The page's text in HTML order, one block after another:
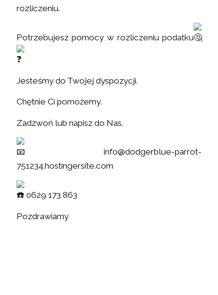
rozliczeniu.
Potrzebujesz pomocy w rozliczeniu podatku
Jesteśmy do Twojej dyspozycji.
Chętnie Ci pomożemy.
Zadzwoń lub napisz do Nas.
info@dodgerblue-parrot-
751234.hostingersite.com
0629 173 863
Pozdrawiamy